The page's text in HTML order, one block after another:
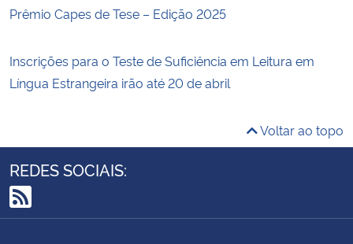
Prêmio Capes de Tese – Edição 2025
Inscrições para o Teste de Suficiência em Leitura em
Língua Estrangeira irão até 20 de abril
Voltar ao topo
REDES SOCIAIS:
RSS